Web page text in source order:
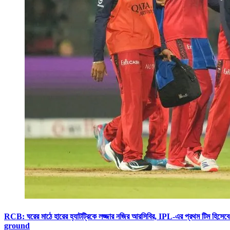
RCB: ঘরের মাঠে হারের হ্যাটট্রিকে লজ্জার নজির আরসিবির, IPL-এর প্রথম
ground